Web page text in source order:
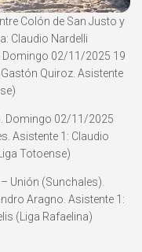
Colón de San Justo y
Claudio Nardelli
Domingo 02/11/2025 19
Quiroz. Asistente
Domingo 02/11/2025
Asistente 1: Claudio
Totoense)
Unión (Sunchales).
Aragno. Asistente 1:
(Liga Rafaelina)